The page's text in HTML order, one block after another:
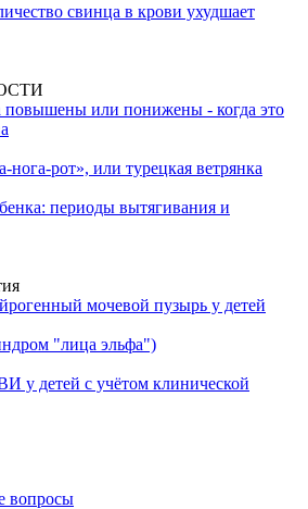
свинца в крови ухудшает
повышены или понижены - когда это
нога-рот», или турецкая ветрянка
периоды вытягивания и
мочевой пузырь у детей
"лица эльфа")
у детей с учётом клинической
вопросы